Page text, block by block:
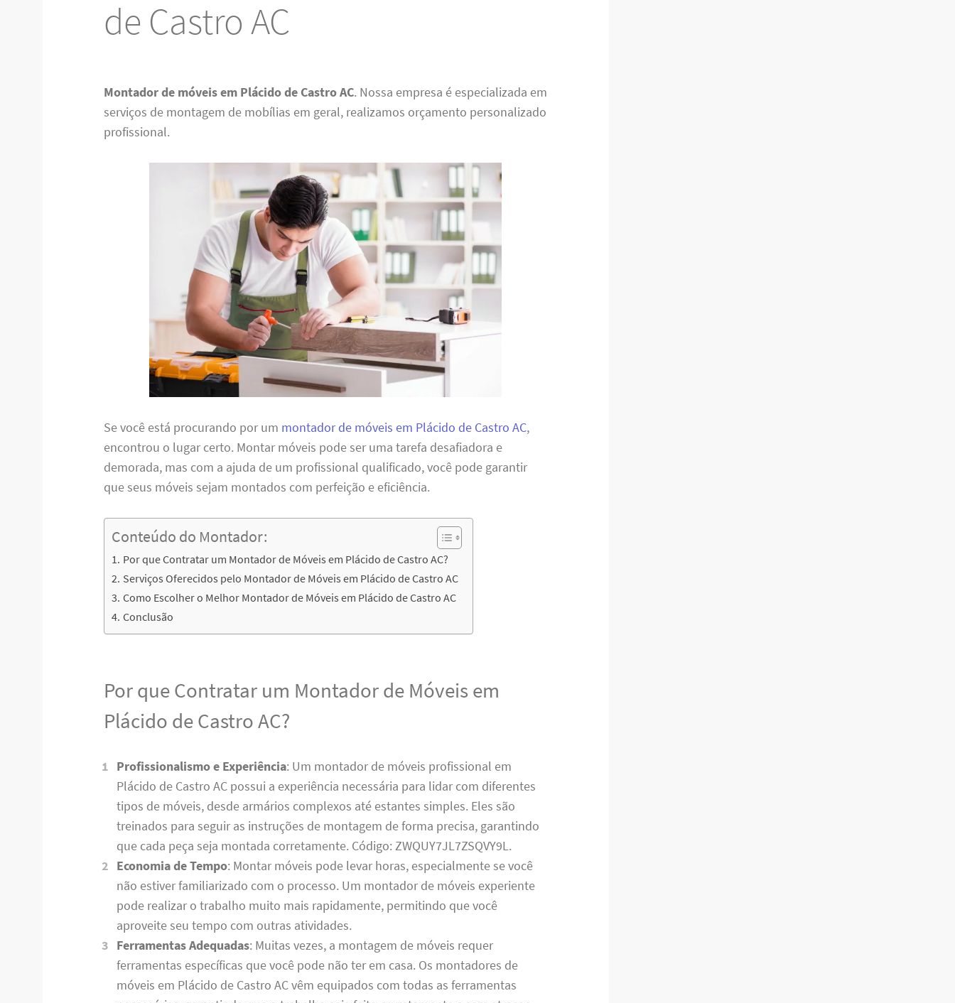
de Castro AC
Montador de móveis em Plácido de Castro AC. Nossa empresa é especializada em
serviços de montagem de mobílias em geral, realizamos orçamento personalizado
profissional.
Se você está procurando por um montador de móveis em Plácido de Castro AC,
encontrou o lugar certo. Montar móveis pode ser uma tarefa desafiadora e
demorada, mas com a ajuda de um profissional qualificado, você pode garantir
que seus móveis sejam montados com perfeição e eficiência.
Conteúdo do Montador:
Por que Contratar um Montador de Móveis em Plácido de Castro AC?
Serviços Oferecidos pelo Montador de Móveis em Plácido de Castro AC
Como Escolher o Melhor Montador de Móveis em Plácido de Castro AC
Conclusão
Por que Contratar um Montador de Móveis em
Plácido de Castro AC?
Profissionalismo e Experiência: Um montador de móveis profissional em
Plácido de Castro AC possui a experiência necessária para lidar com diferentes
tipos de móveis, desde armários complexos até estantes simples. Eles são
treinados para seguir as instruções de montagem de forma precisa, garantindo
que cada peça seja montada corretamente. Código: ZWQUY7JL7ZSQVY9L.
Economia de Tempo: Montar móveis pode levar horas, especialmente se você
não estiver familiarizado com o processo. Um montador de móveis experiente
pode realizar o trabalho muito mais rapidamente, permitindo que você
aproveite seu tempo com outras atividades.
Ferramentas Adequadas: Muitas vezes, a montagem de móveis requer
ferramentas específicas que você pode não ter em casa. Os montadores de
móveis em Plácido de Castro AC vêm equipados com todas as ferramentas